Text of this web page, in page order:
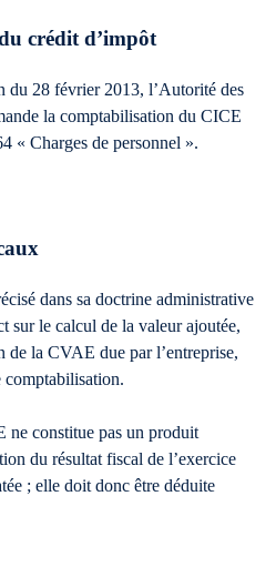
crédit d’impôt
du 28 février 2013, l’Autorité des
la comptabilisation du CICE
« Charges de personnel ».
dans sa doctrine administrative
sur le calcul de la valeur ajoutée,
de la CVAE due par l’entreprise,
comptabilisation.
ne constitue pas un produit
du résultat fiscal de l’exercice
; elle doit donc être déduite